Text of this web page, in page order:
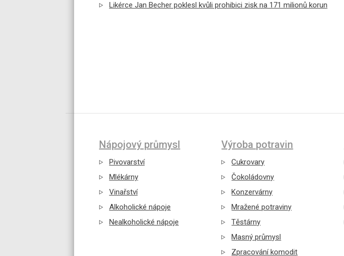
Likérce Jan Becher poklesl kvůli prohibici zisk na 171 milionů korun
Nápojový průmysl
Pivovarství
Mlékárny
Vinařství
Alkoholické nápoje
Nealkoholické nápoje
Výroba potravin
Cukrovary
Čokoládovny
Konzervárny
Mražené potraviny
Těstárny
Masný průmysl
Zpracování komodit